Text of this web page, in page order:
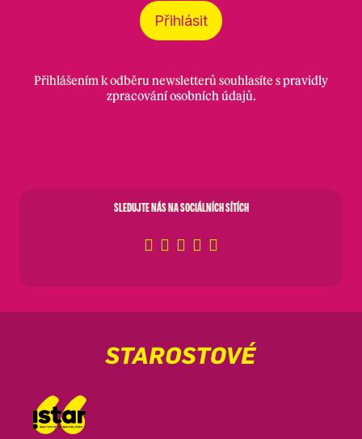
Přihlásit
Přihlášením k odběru newsletterů souhlasíte spravidly
zpracování osobních údajů.
SLEDUJTE NÁS NA SOCIÁLNÍCH SÍTÍCH